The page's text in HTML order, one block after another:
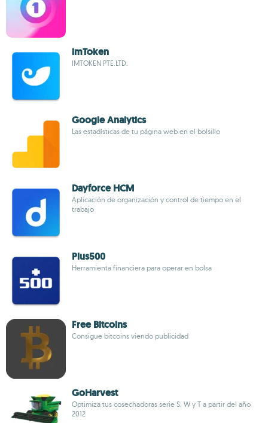
imToken
IMTOKEN PTE.LTD.
Google Analytics
Las estadísticas de tu página web en el bolsillo
Dayforce HCM
Aplicación de organización y control de tiempo en el
trabajo
Plus500
Herramienta financiera para operar en bolsa
Free Bitcoins
Consigue bitcoins viendo publicidad
GoHarvest
Optimiza tus cosechadoras serie S, W y T a partir del año
2012